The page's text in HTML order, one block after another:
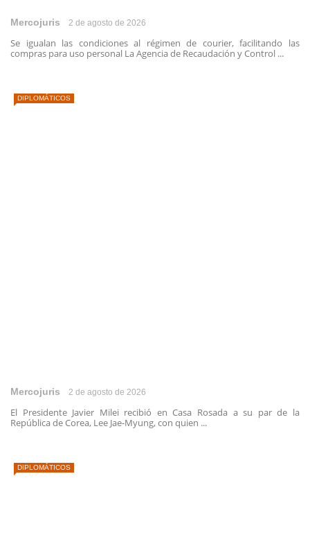
Mercojuris 2 de agosto de 2026
Se igualan las condiciones al régimen de courier, facilitando las
compras para uso personal La Agencia de Recaudación y Control ...
DIPLOMÁTICOS
Mercojuris 2 de agosto de 2026
El Presidente Javier Milei recibió en Casa Rosada a su par de la
República de Corea, Lee Jae-Myung, con quien ...
DIPLOMÁTICOS